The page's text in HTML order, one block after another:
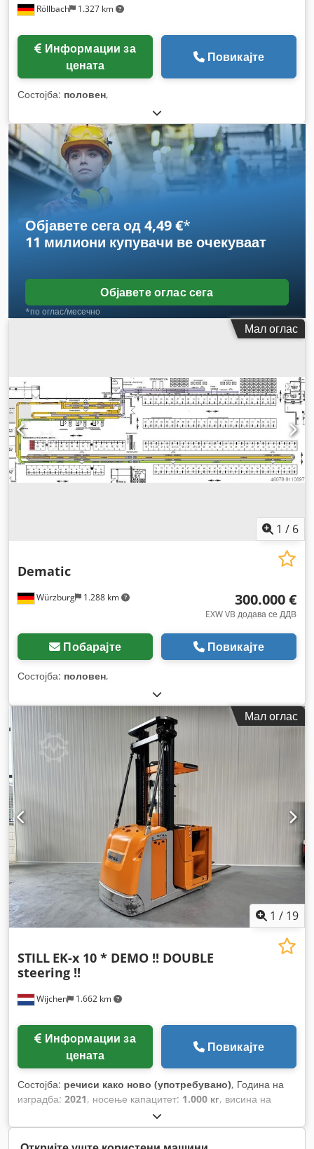
Röllbach 1.327 km
цената
Повикајте
Состојба: половен,
Објавете сега од 4,49 €*
11 милиони купувачи ве очекуваат
Објавете оглас сега
*по оглас/месечно
Мал оглас
1 / 6
Würzburg 1.288 km
Dematic
300.000 €
EXW VB додава се ДДВ
Побарајте Повикајте
Состојба: половен,
Мал оглас
1 / 19
Wijchen 1.662 km
STILL EK-x 10 * DEMO !! DOUBLE
steering !!
цената
Повикајте
Состојба: речиси како ново (употребувано), Година на
изградба: 2021, носење капацитет: 1.000 кг, висина на
, градежна височина:
работни часови:498 h, тип на гориво:електричен, тип на
јарбол:дуплекс,